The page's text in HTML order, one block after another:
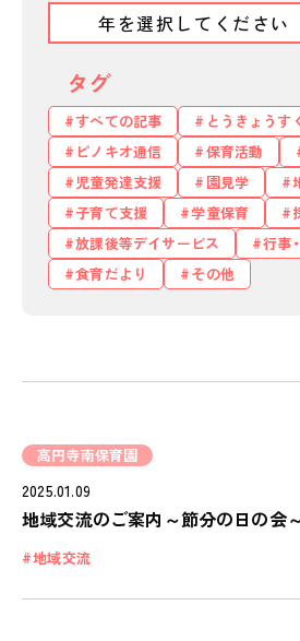
タグ
すべての記事
とうきょうす
ピノキオ通信
保育活動
児童発達支援
園見学
子育て支援
学童保育
放課後等デイサービス
行事
食育だより
その他
高円寺南保育園
2025.01.09
地域交流のご案内～節分の日の会
地域交流